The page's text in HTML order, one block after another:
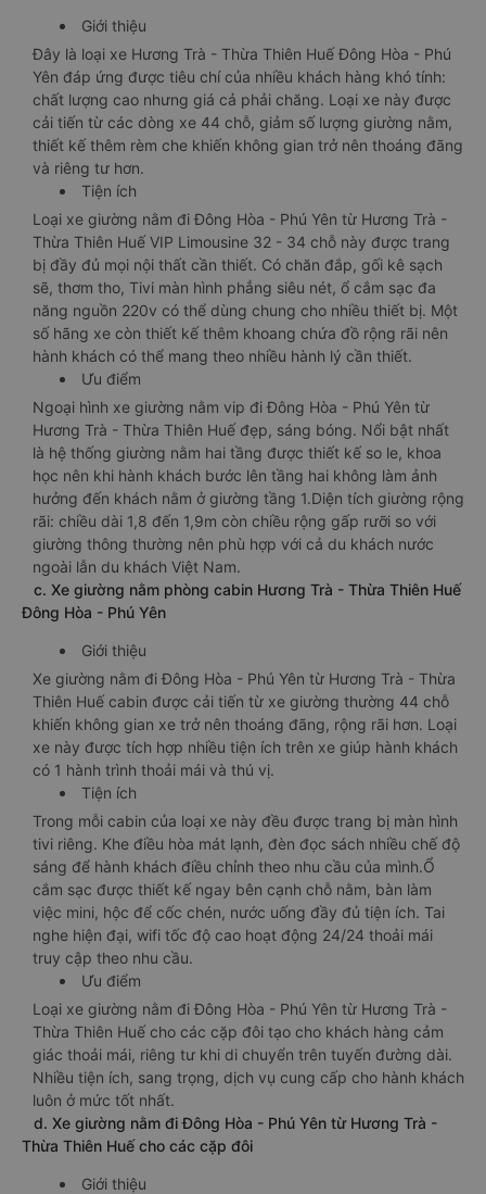
Giới thiệu
Đây là loại xe Hương Trà - Thừa Thiên Huế Đông Hòa - Phú
Yên đáp ứng được tiêu chí của nhiều khách hàng khó tính:
chất lượng cao nhưng giá cả phải chăng. Loại xe này được
cải tiến từ các dòng xe 44 chỗ, giảm số lượng giường nằm,
thiết kế thêm rèm che khiến không gian trở nên thoáng đãng
và riêng tư hơn.
Tiện ích
Loại xe giường nằm đi Đông Hòa - Phú Yên từ Hương Trà -
Thừa Thiên Huế VIP Limousine 32 - 34 chỗ này được trang
bị đầy đủ mọi nội thất cần thiết. Có chăn đắp, gối kê sạch
sẽ, thơm tho, Tivi màn hình phẳng siêu nét, ổ cắm sạc đa
năng nguồn 220v có thể dùng chung cho nhiều thiết bị. Một
số hãng xe còn thiết kế thêm khoang chứa đồ rộng rãi nên
hành khách có thể mang theo nhiều hành lý cần thiết.
Ưu điểm
Ngoại hình xe giường nằm vip đi Đông Hòa - Phú Yên từ
Hương Trà - Thừa Thiên Huế đẹp, sáng bóng. Nổi bật nhất
là hệ thống giường nằm hai tầng được thiết kế so le, khoa
học nên khi hành khách bước lên tầng hai không làm ảnh
hưởng đến khách nằm ở giường tầng 1.Diện tích giường rộng
rãi: chiều dài 1,8 đến 1,9m còn chiều rộng gấp rưỡi so với
giường thông thường nên phù hợp với cả du khách nước
ngoài lẫn du khách Việt Nam.
c. Xe giường nằm phòng cabin Hương Trà - Thừa Thiên Huế
Đông Hòa - Phú Yên
Giới thiệu
Xe giường nằm đi Đông Hòa - Phú Yên từ Hương Trà - Thừa
Thiên Huế cabin được cải tiến từ xe giường thường 44 chỗ
khiến không gian xe trở nên thoáng đãng, rộng rãi hơn. Loại
xe này được tích hợp nhiều tiện ích trên xe giúp hành khách
có 1 hành trình thoải mái và thú vị.
Tiện ích
Trong mỗi cabin của loại xe này đều được trang bị màn hình
tivi riêng. Khe điều hòa mát lạnh, đèn đọc sách nhiều chế độ
sáng để hành khách điều chỉnh theo nhu cầu của mình.Ổ
cắm sạc được thiết kế ngay bên cạnh chỗ nằm, bàn làm
việc mini, hộc để cốc chén, nước uống đầy đủ tiện ích. Tai
nghe hiện đại, wifi tốc độ cao hoạt động 24/24 thoải mái
truy cập theo nhu cầu.
Ưu điểm
Loại xe giường nằm đi Đông Hòa - Phú Yên từ Hương Trà -
Thừa Thiên Huế cho các cặp đôi tạo cho khách hàng cảm
giác thoải mái, riêng tư khi di chuyển trên tuyến đường dài.
Nhiều tiện ích, sang trọng, dịch vụ cung cấp cho hành khách
luôn ở mức tốt nhất.
d. Xe giường nằm đi Đông Hòa - Phú Yên từ Hương Trà -
Thừa Thiên Huế cho các cặp đôi
Giới thiệu